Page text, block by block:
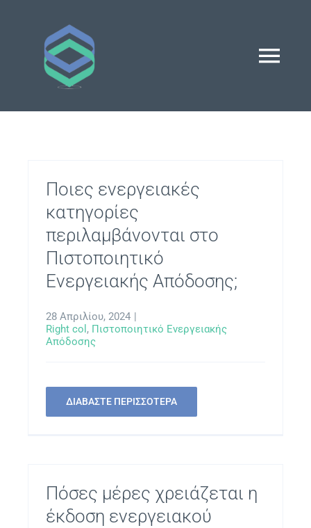
περιεχόμενο
Αρχική
Υπηρεσίες
Επικοινωνία
Ποιες ενεργειακές
κατηγορίες
περιλαμβάνονται στο
Πιστοποιητικό
Ενεργειακής Απόδοσης;
28 Απριλίου, 2024 |
Right col , Πιστοποιητικό Ενεργειακής
Απόδοσης
ΔΙΑΒΑΣΤΕ ΠΕΡΙΣΣΟΤΕΡΑ
Πόσες μέρες χρειάζεται η
έκδοση ενεργειακού